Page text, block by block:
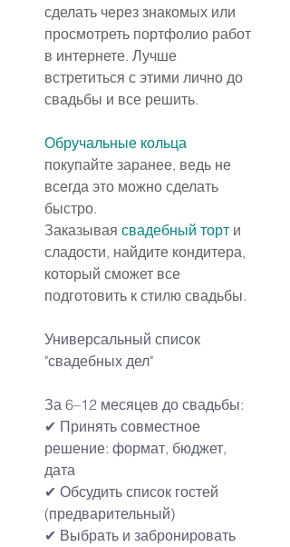
сделать через знакомых или
просмотреть портфолио работ
в интернете. Лучше
встретиться с этими лично до
свадьбы и все решить.
Обручальные кольца
покупайте заранее, ведь не
всегда это можно сделать
быстро.
Заказывая свадебный торт и
сладости, найдите кондитера,
который сможет все
подготовить к стилю свадьбы.
Универсальный список
"свадебных дел"
За 6–12 месяцев до свадьбы:
✔ Принять совместное
решение: формат, бюджет,
дата
✔ Обсудить список гостей
(предварительный)
✔ Выбрать и забронировать